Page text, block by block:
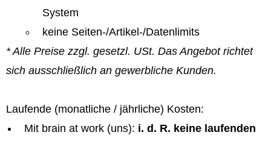
System
keine Seiten-/Artikel-/Datenlimits
* Alle Preise zzgl. gesetzl. USt. Das Angebot richtet
sich ausschließlich an gewerbliche Kunden.
Laufende (monatliche / jährliche) Kosten:
Mit brain at work (uns): i. d. R. keine laufenden